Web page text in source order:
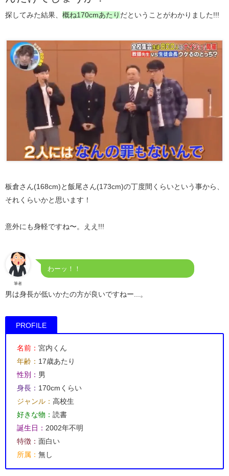
探してみた結果、 概ね170cmあたり だということがわかりました!!!
板倉さん(168cm)と飯尾さん(173cm)の丁度間くらいという事から、
それくらいかと思います！
意外にも身軽ですね〜。ええ!!!
筆者
わーッ！！
男は身長が低いかたの方が良いですねー...。
PROFILE
名前： 宮内くん
年齢： 17歳あたり
性別： 男
身長： 170cmくらい
ジャンル： 高校生
好きな物： 読書
誕生日： 2002年不明
特徴： 面白い
所属： 無し